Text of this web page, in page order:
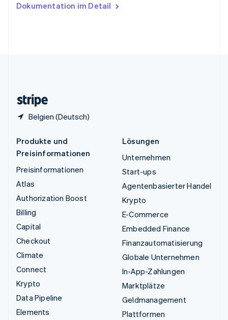
Dokumentation im Detail
Belgien (Deutsch)
English
Produkte und
Preisinformationen
Preisinformationen
Atlas
Authorization Boost
Billing
Capital
Checkout
Climate
Connect
Krypto
Data Pipeline
Elements
Lösungen
Unternehmen
Start-ups
Agentenbasierter Handel
Krypto
E-Commerce
Embedded Finance
Finanzautomatisierung
Globale Unternehmen
In-App-Zahlungen
Marktplätze
Geldmanagement
Plattformen